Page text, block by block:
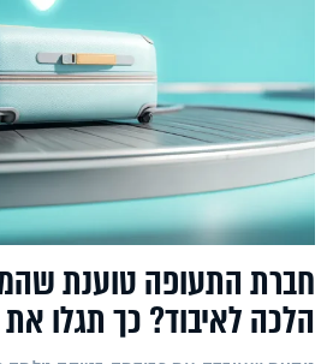
חברת התעופה טוענת
הלכה לאיבוד? כך תגלו